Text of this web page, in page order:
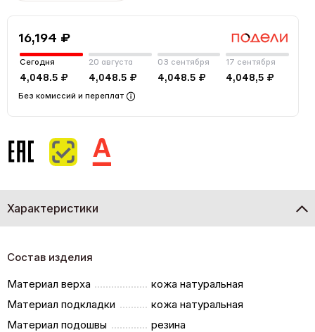
16,194 ₽
Сегодня
4,048.5 ₽
20 августа
4,048.5 ₽
03 сентября
4,048.5 ₽
17 сентября
4,048,5 ₽
Без комиссий и переплат
Характеристики
Состав изделия
Материал верха
кожа натуральная
Материал подкладки
кожа натуральная
Материал подошвы
резина